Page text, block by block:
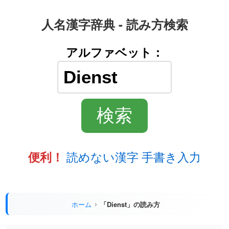
人名漢字辞典 - 読み方検索
アルファベット：
便利！ 読めない漢字 手書き入力
ホーム 「Dienst」の読み方